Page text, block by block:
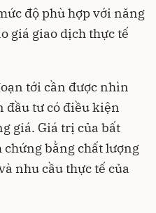
độ phù hợp với năng
giá giao dịch thực tế
tới cần được nhìn
đầu tư có điều kiện
giá. Giá trị của bất
bằng chất lượng
nhu cầu thực tế của